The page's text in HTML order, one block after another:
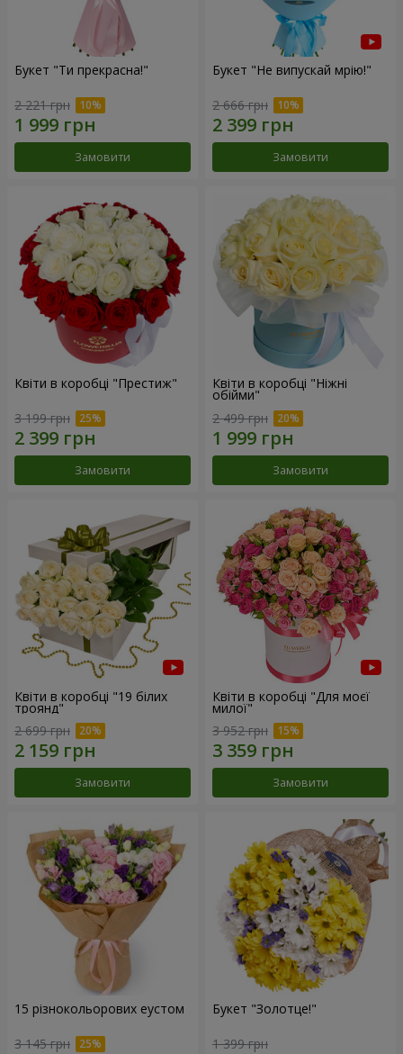
Букет "Ти прекрасна!"
2 221 грн
Замовити
Букет "Не випускай мрію!"
2 666 грн
Замовити
Квіти в коробці "Престиж"
3 199 грн
Замовити
Квіти в коробці "Ніжні
обійми"
2 499 грн
Замовити
Квіти в коробці "19 білих
троянд"
2 699 грн
Замовити
Квіти в коробці "Для моєї
милої"
3 952 грн
Замовити
15 різнокольорових еустом
3 145 грн
Букет "Золотце!"
1 399 грн